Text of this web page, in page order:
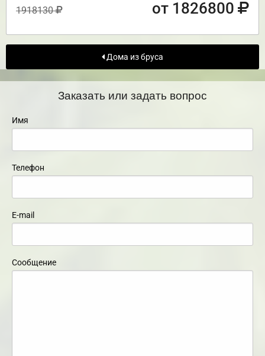
1918130 от 1826800
Дома из бруса
Заказать или задать вопрос
Имя
Телефон
E-mail
Сообщение